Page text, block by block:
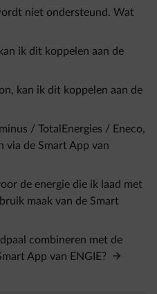
niet ondersteund. Wat
ik dit koppelen aan de
kan ik dit koppelen aan de
/ TotalEnergies / Eneco,
via de Smart App van
de energie die ik laad met
maak van de Smart
combineren met de
App van ENGIE?